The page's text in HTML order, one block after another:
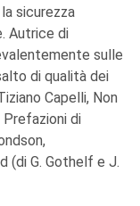
sicurezza
Autrice di
sulle
di qualità dei
Capelli, Non
Prefazioni di
(di G. Gothelf e J.